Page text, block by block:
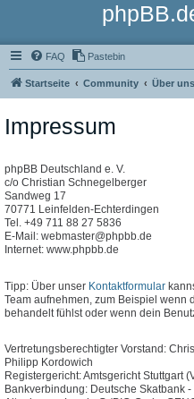
FAQ Pastebin
Startseite Community Über uns
Impressum
phpBB Deutschland e. V.
c/o Christian Schnegelberger
Sandweg 17
70771 Leinfelden-Echterdingen
Tel. +49 711 88 27 5836
E-Mail: webmaster@phpbb.de
Internet: www.phpbb.de
Tipp: Über unser Kontaktformular
Team aufnehmen, zum Beispiel wenn
behandelt fühlst oder wenn dein
Vertretungsberechtigter Vorstand:
Philipp Kordowich
Registergericht: Amtsgericht Stuttgart
Bankverbindung: Deutsche Skatbank